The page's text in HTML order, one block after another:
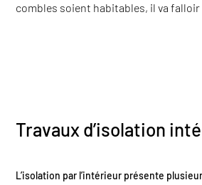
combles soient habitables, il va falloir
Travaux d’isolation
L’isolation par l’intérieur présente